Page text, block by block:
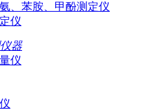
、苯胺、甲酚测定仪
仪
器
仪